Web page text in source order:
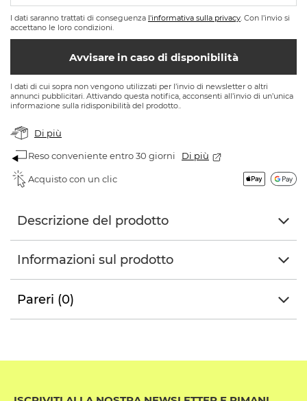
I dati saranno trattati di conseguenza l'informativa sulla privacy. Con l’invio si
accettano le loro condizioni.
Avvisare in caso di disponibilità
I dati di cui sopra non vengono utilizzati per l’invio di newsletter o altri
annunci pubblicitari. Attivando questa notifica, acconsenti all’invio di un’unica
informazione sulla ridisponibilità del prodotto..
Di più
Reso conveniente entro 30 giorni Di più
Acquisto con un clic
Descrizione del prodotto
Informazioni sul prodotto
Pareri (0)